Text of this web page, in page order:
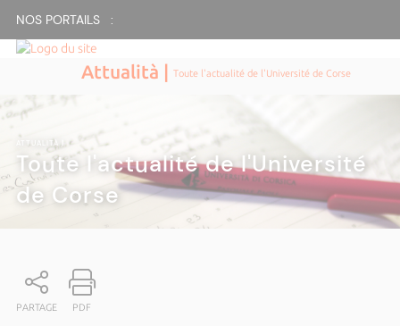
NOS PORTAILS :
Attualità |Toute l'actualité de l'Université de Corse
ATTUALITÀ|
Toute l'actualité de l'Université
de Corse
PARTAGE PDF